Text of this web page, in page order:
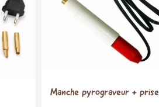
Manche pyrograveur + prise